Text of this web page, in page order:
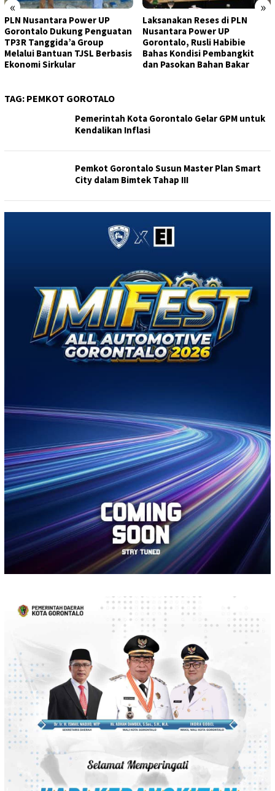
« »
PLN Nusantara Power UP
Gorontalo Dukung Penguatan
TP3R Tanggida’a Group
Melalui Bantuan TJSL Berbasis
Ekonomi Sirkular
Laksanakan Reses di PLN
Nusantara Power UP
Gorontalo, Rusli Habibie
Bahas Kondisi Pembangkit
dan Pasokan Bahan Bakar
TAG: PEMKOT GOROTALO
Pemerintah Kota Gorontalo Gelar GPM untuk
Kendalikan Inflasi
Pemkot Gorontalo Susun Master Plan Smart
City dalam Bimtek Tahap III